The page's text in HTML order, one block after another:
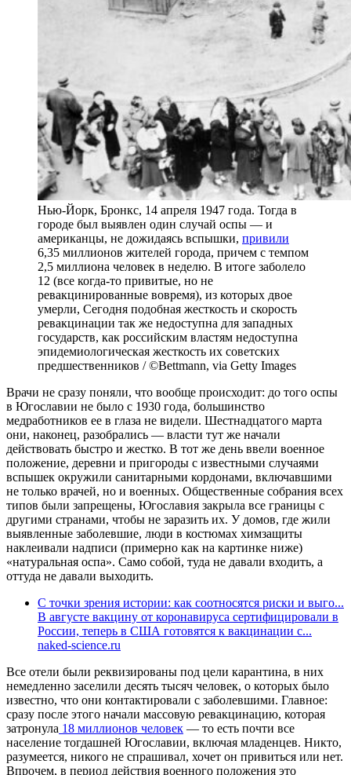
Нью-Йорк, Бронкс, 14 апреля 1947 года. Тогда в
городе был выявлен один случай оспы — и
американцы, не дожидаясь вспышки, привили
6,35 миллионов жителей города, причем с темпом
2,5 миллиона человек в неделю. В итоге заболело
12 (все когда-то привитые, но не
ревакцинированные вовремя), из которых двое
умерли, Сегодня подобная жесткость и скорость
ревакцинации так же недоступна для западных
государств, как российским властям недоступна
эпидемиологическая жесткость их советских
предшественников / ©Bettmann, via Getty Images
Врачи не сразу поняли, что вообще происходит: до того оспы
в Югославии не было с 1930 года, большинство
медработников ее в глаза не видели. Шестнадцатого марта
они, наконец, разобрались — власти тут же начали
действовать быстро и жестко. В тот же день ввели военное
положение, деревни и пригороды с известными случаями
вспышек окружили санитарными кордонами, включавшими
не только врачей, но и военных. Общественные собрания всех
типов были запрещены, Югославия закрыла все границы с
другими странами, чтобы не заразить их. У домов, где жили
выявленные заболевшие, люди в костюмах химзащиты
наклеивали надписи (примерно как на картинке ниже)
«натуральная оспа». Само собой, туда не давали входить, а
оттуда не давали выходить.
С точки зрения истории: как соотносятся риски и выго...
В августе вакцину от коронавируса сертифицировали в
России, теперь в США готовятся к вакцинации с...
naked-science.ru
Все отели были реквизированы под цели карантина, в них
немедленно заселили десять тысяч человек, о которых было
известно, что они контактировали с заболевшими. Главное:
сразу после этого начали массовую ревакцинацию, которая
затронула 18 миллионов человек — то есть почти все
население тогдашней Югославии, включая младенцев. Никто,
разумеется, никого не спрашивал, хочет он привиться или нет.
Впрочем, в период действия военного положения это